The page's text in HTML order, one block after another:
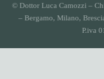
© Dottor Luca Camozzi –
– Bergamo, Milano,
P.iva